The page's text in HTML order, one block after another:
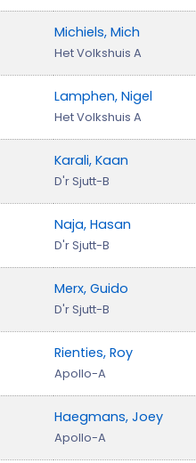
Michiels, Mich
Het Volkshuis A
Lamphen, Nigel
Het Volkshuis A
Karali, Kaan
D'r Sjutt-B
Naja, Hasan
D'r Sjutt-B
Merx, Guido
D'r Sjutt-B
Rienties, Roy
Apollo-A
Haegmans, Joey
Apollo-A